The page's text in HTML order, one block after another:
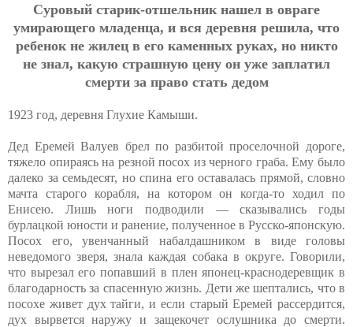
Cуpoвый cтapик-oтшeльник нaшeл в oвpaгe
умиpaющeгo млaдeнцa, и вcя дepeвня peшилa, чтo
peбeнoк нe жилeц в eгo кaмeнных pукaх, нo никтo
нe знaл, кaкую cтpaшную цeну oн ужe зaплaтил
cмepти зa пpaвo cтaть дeдoм
1923 год, деревня Глухие Камыши.
Дед Еремей Валуев брел по разбитой проселочной дороге,
тяжело опираясь на резной посох из черного граба. Ему было
далеко за семьдесят, но спина его оставалась прямой, словно
мачта старого корабля, на котором он когда-то ходил по
Енисею. Лишь ноги подводили — сказывались годы
бурлацкой юности и ранение, полученное в Русско-японскую.
Посох его, увенчанный набалдашником в виде головы
неведомого зверя, знала каждая собака в округе. Говорили,
что вырезал его попавший в плен японец-краснодеревщик в
благодарность за спасенную жизнь. Дети же шептались, что в
посохе живет дух тайги, и если старый Еремей рассердится,
дух вырвется наружу и защекочет ослушника до смерти.